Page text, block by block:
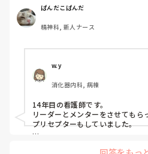
4月に入職してまだ少ししか経っ
プターを変えたいと考えています
もあるため、なかなか相談するこ
私はもともと人見知りで、自分
ことが苦手なタイプです。
プリセプターを変えたいと思っ
入職してすぐのオリエンテーショ
度について説明は受けていまし
ぱんだこぱんだ
精神科, 新人ナース
w.y
消化器内科, 病棟
14年目の看護師です。
リーダーとメンターをさせてもら
プリセプターもしていました。